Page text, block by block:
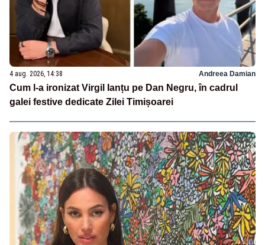
4 aug. 2026, 14:38 Andreea Damian
Cum l-a ironizat Virgil Ianțu pe Dan Negru, în cadrul
galei festive dedicate Zilei Timișoarei